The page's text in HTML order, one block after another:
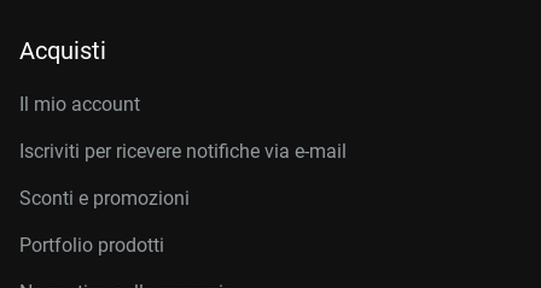
Acquisti
Il mio account
Iscriviti per ricevere notifiche via e-mail
Sconti e promozioni
Portfolio prodotti